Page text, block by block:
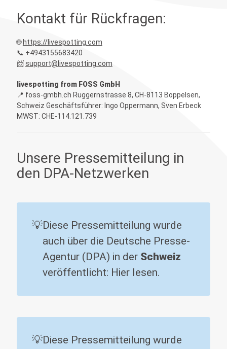
Kontakt für Rückfragen:
🌐 https://livespotting.com
📞 +4943155683420
📨support@livespotting.com
livespotting from FOSS GmbH
📍 foss-gmbh.ch Ruggernstrasse 8, CH-8113 Boppelsen,
Schweiz Geschäftsführer: Ingo Oppermann, Sven Erbeck
MWST: CHE-114.121.739
Unsere Pressemitteilung in
den DPA-Netzwerken
💡Diese Pressemitteilung wurde
auch über die Deutsche Presse-
Agentur (DPA) in der
veröffentlicht: Hier lesen.
💡Diese Pressemitteilung wurde